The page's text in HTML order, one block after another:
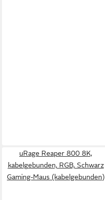
uRage Reaper 800 8K,
kabelgebunden, RGB, Schwarz
Gaming-Maus (kabelgebunden)